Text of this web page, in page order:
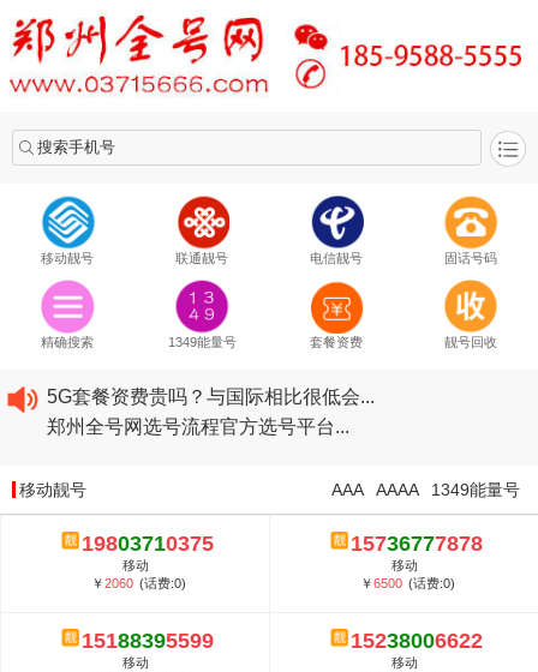
搜索手机号
移动靓号 联通靓号 电信靓号 固话号码
精确搜索 1349能量号 套餐资费 靓号回收
2020​移动最新套餐资费...
2020​联通最新套餐资费...
5G套餐资费贵吗？与国际相比很低会...
郑州全号网选号流程官方选号平台...
2020​联通最新套餐资费...
2020​电信最新套餐资费...
5G套餐资费贵吗？与国际相比很低会...
郑州全号网选号流程官方选号平台...
移动靓号 1349能量号
AAAA
AAA
19803710375
移动
￥2060 (话费:0)
15736777878
移动
￥6500 (话费:0)
15188395599
移动
15238006622
移动